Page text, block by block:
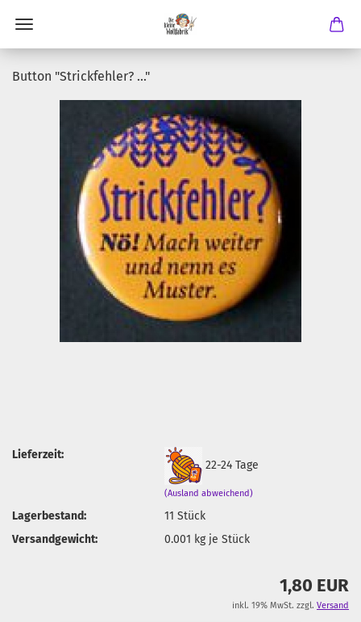
Button "Strickfehler? ..."
Lieferzeit:
22-24 Tage
(Ausland abweichend)
Lagerbestand: 11Stück
Versandgewicht:
0.001 kg je Stück
1,80 EUR
inkl. 19% MwSt. zzgl. Versand